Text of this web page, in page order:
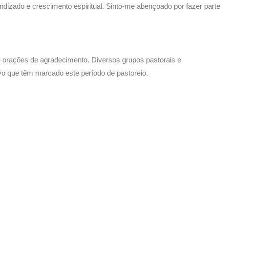
e crescimento espiritual. Sinto-me abençoado por fazer parte
de agradecimento. Diversos grupos pastorais e
que têm marcado este período de pastoreio.